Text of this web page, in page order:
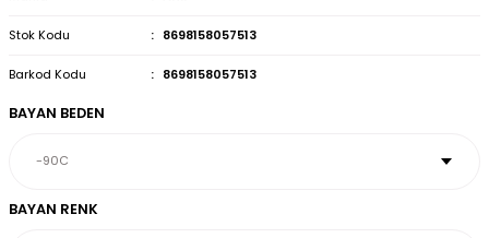
Stok Kodu 8698158057513
Barkod Kodu 8698158057513
BAYAN BEDEN
BAYAN RENK